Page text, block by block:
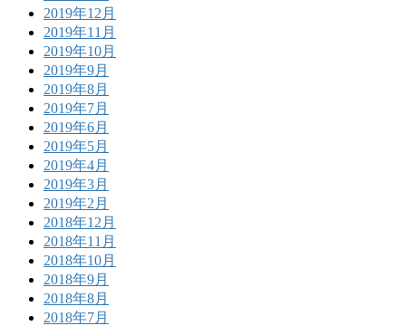
2019年12月
2019年11月
2019年10月
2019年9月
2019年8月
2019年7月
2019年6月
2019年5月
2019年4月
2019年3月
2019年2月
2018年12月
2018年11月
2018年10月
2018年9月
2018年8月
2018年7月